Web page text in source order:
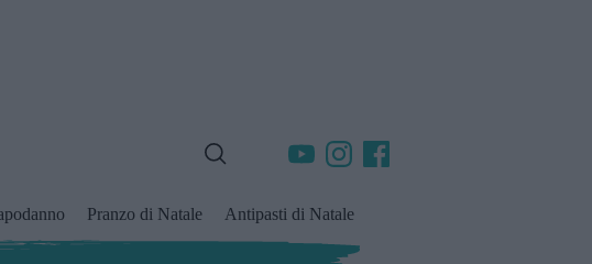
Pranzo di Natale Antipasti di Natale